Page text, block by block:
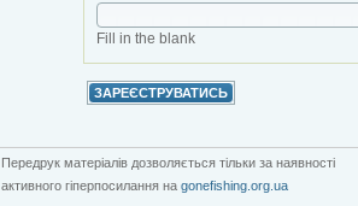
Fill in the blank
Передрук матеріалів дозволяється тільки за наявності
активного гіперпосилання на gonefishing.org.ua